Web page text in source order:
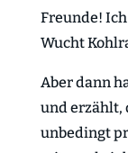
Freunde!
Wucht
Aber dann
und erzählt,
unbedingt